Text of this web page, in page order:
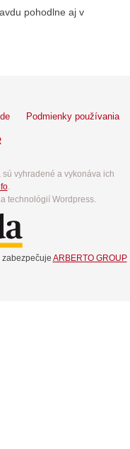
pohodlne aj v
Podmienky používania
vyhradené a vykonáva ich
.
technológií Wordpress.
zabezpečuje ARBERTO GROUP